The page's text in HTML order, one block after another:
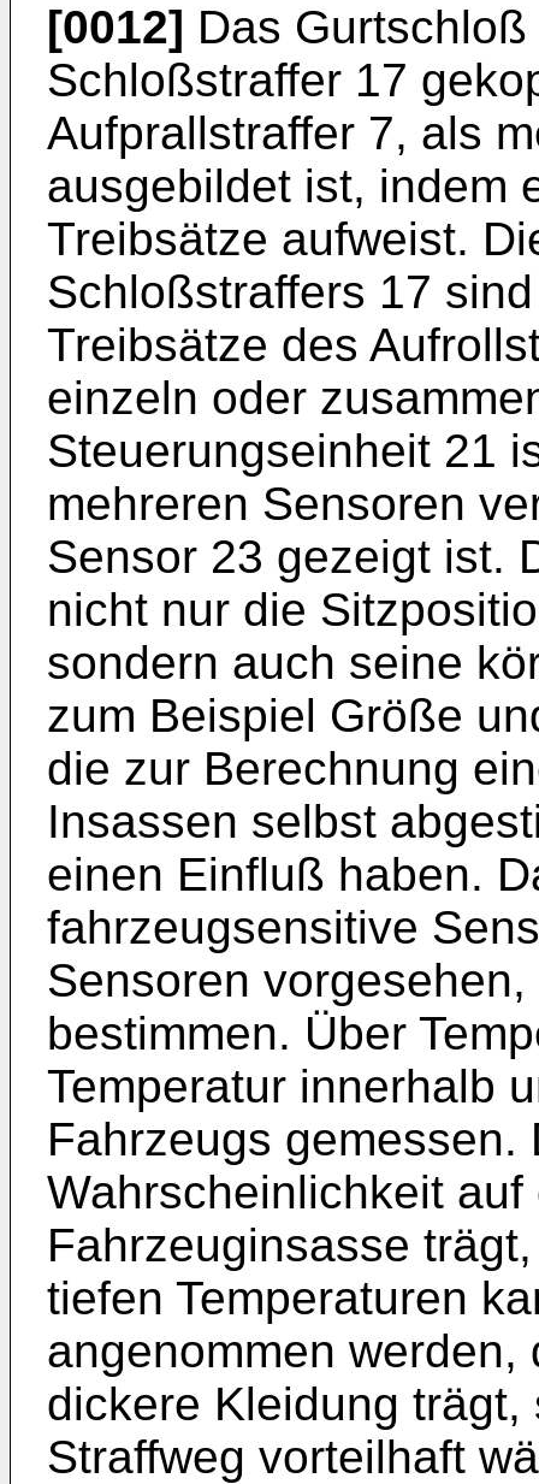
[0012] Das
Schloßstraffer 17
Aufprallstraffer 7, als
ausgebildet ist, indem
Treibsätze aufweist.
Schloßstraffers 17
Treibsätze des
einzeln oder
Steuerungseinheit 21
mehreren Sensoren
Sensor 23 gezeigt ist.
nicht nur die
sondern auch seine
zum Beispiel Größe
die zur Berechnung
Insassen selbst
einen Einfluß haben.
fahrzeugsensitive
Sensoren
bestimmen. Über
Temperatur innerhalb
Fahrzeugs gemessen.
Wahrscheinlichkeit
Fahrzeuginsasse
tiefen Temperaturen
angenommen
dickere Kleidung
Straffweg vorteilhaft